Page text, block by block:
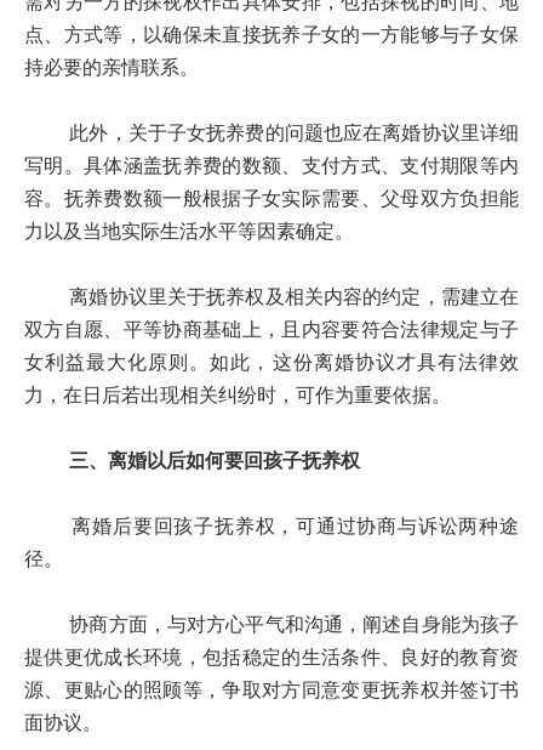
点、方式等，以确保未直接抚养子女的一方能够与子女保
持必要的亲情联系。
此外，关于子女抚养费的问题也应在离婚协议里详细
写明。具体涵盖抚养费的数额、支付方式、支付期限等内
容。抚养费数额一般根据子女实际需要、父母双方负担能
力以及当地实际生活水平等因素确定。
离婚协议里关于抚养权及相关内容的约定，需建立在
双方自愿、平等协商基础上，且内容要符合法律规定与子
女利益最大化原则。如此，这份离婚协议才具有法律效
力，在日后若出现相关纠纷时，可作为重要依据。
三、离婚以后如何要回孩子抚养权
离婚后要回孩子抚养权，可通过协商与诉讼两种途
径。
协商方面，与对方心平气和沟通，阐述自身能为孩子
提供更优成长环境，包括稳定的生活条件、良好的教育资
源、更贴心的照顾等，争取对方同意变更抚养权并签订书
面协议。